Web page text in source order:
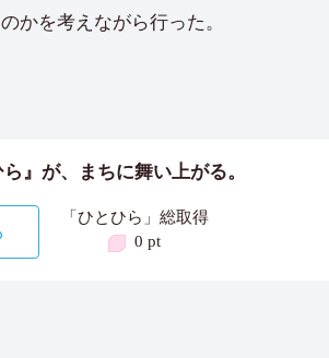
かを考えながら行った。
』が、まちに舞い上がる。
「ひとひら」総取得
0 pt